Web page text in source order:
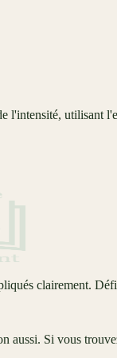
l'intensité, utilisant
clairement.
aussi. Si vous